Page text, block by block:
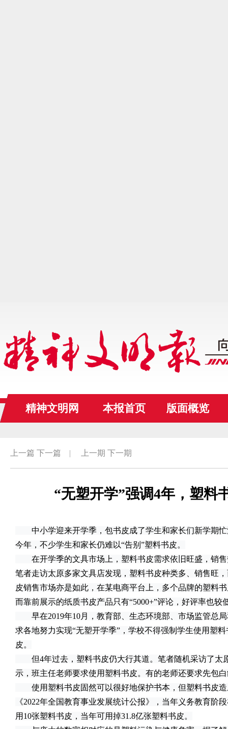
精神文明网 本报首页 版面概览
上一篇 下一篇 | 上一期 下一期
“无塑开学”强调4年，塑料
中小学迎来开学季，包书皮成了学生和家长们新学期忙
今年，不少学生和家长仍难以“告别”塑料书皮。
在开学季的文具市场上，塑料书皮需求依旧旺盛，销售
笔者走访太原多家文具店发现，塑料书皮种类多、销售旺
皮销售市场亦是如此，在某电商平台上，多个品牌的塑料
而靠前展示的纸质书皮产品只有“5000+”评论，好评率也较
早在2019年10月，教育部、生态环境部、市场监管总局
求各地努力实现“无塑开学季”，学校不得强制学生使用塑
皮。
但4年过去，塑料书皮仍大行其道。笔者随机采访了太
示，班主任老师要求使用塑料书皮。有的老师还要求先包
使用塑料书皮固然可以很好地保护书本，但塑料书皮造
《2022年全国教育事业发展统计公报》，当年义务教育阶
用10张塑料书皮，当年可用掉31.8亿张塑料书皮。